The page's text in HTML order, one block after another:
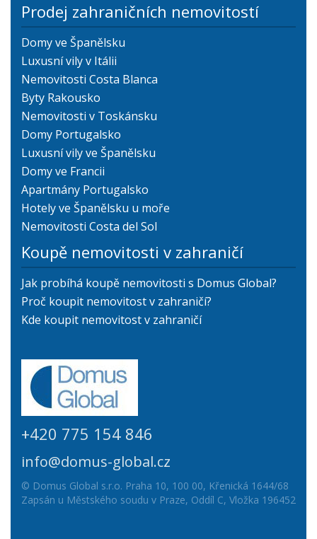
Prodej zahraničních nemovitostí
Domy ve Španělsku
Luxusní vily v Itálii
Nemovitosti Costa Blanca
Byty Rakousko
Nemovitosti v Toskánsku
Domy Portugalsko
Luxusní vily ve Španělsku
Domy ve Francii
Apartmány Portugalsko
Hotely ve Španělsku u moře
Nemovitosti Costa del Sol
Koupě nemovitosti v zahraničí
Jak probíhá koupě nemovitosti s Domus Global?
Proč koupit nemovitost v zahraničí?
Kde koupit nemovitost v zahraničí
+420 775 154 846
info@domus-global.cz
© Domus Global s.r.o. Praha 10, 100 00, Křenická 1644/68
Zapsán u Městského soudu v Praze, Oddíl C, Vložka 196452